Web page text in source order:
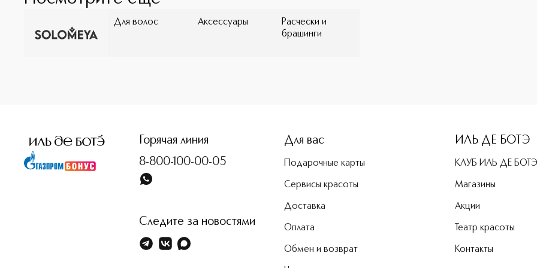
Для волос Аксессуары
Расчески и
брашинги
Горячая линия
8-800-100-00-05
Следите за новостями
Для вас
Подарочные карты
Сервисы красоты
Доставка
Оплата
Обмен и возврат
ИЛЬ ДЕ БОТЭ
КЛУБ ИЛЬ ДЕ БОТЭ
Магазины
Акции
Театр красоты
Контакты